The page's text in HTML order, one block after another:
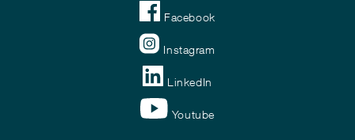
Facebook
Instagram
LinkedIn
Youtube